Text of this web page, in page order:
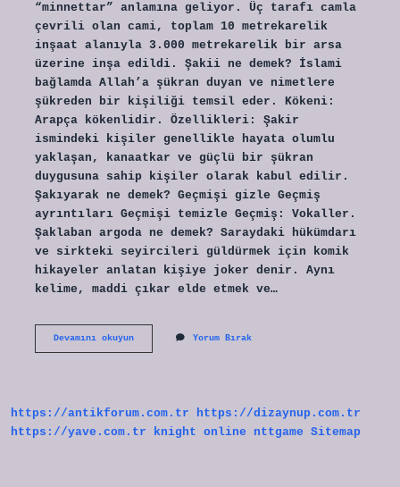
“minnettar” anlamına geliyor. Üç tarafı camla
çevrili olan cami, toplam 10 metrekarelik
inşaat alanıyla 3.000 metrekarelik bir arsa
üzerine inşa edildi. Şakii ne demek? İslami
bağlamda Allah’a şükran duyan ve nimetlere
şükreden bir kişiliği temsil eder. Kökeni:
Arapça kökenlidir. Özellikleri: Şakir
ismindeki kişiler genellikle hayata olumlu
yaklaşan, kanaatkar ve güçlü bir şükran
duygusuna sahip kişiler olarak kabul edilir.
Şakıyarak ne demek? Geçmişi gizle Geçmiş
ayrıntıları Geçmişi temizle Geçmiş: Vokaller.
Şaklaban argoda ne demek? Saraydaki hükümdarı
ve sirkteki seyircileri güldürmek için komik
hikayeler anlatan kişiye joker denir. Aynı
kelime, maddi çıkar elde etmek ve…
Devamını okuyunŞakırım
Yorum Bırak
https://antikforum.com.tr
https://dizaynup.com.tr
https://yave.com.tr
knight online nttgame Sitemap